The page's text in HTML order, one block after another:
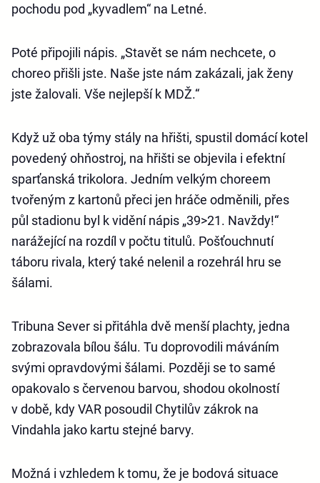
pochodu pod „kyvadlem“ na Letné.
Poté připojili nápis. „Stavět se nám nechcete, o
choreo přišli jste. Naše jste nám zakázali, jak ženy
jste žalovali. Vše nejlepší k MDŽ.“
Když už oba týmy stály na hřišti, spustil domácí kotel
povedený ohňostroj, na hřišti se objevila i efektní
sparťanská trikolora. Jedním velkým choreem
tvořeným z kartonů přeci jen hráče odměnili, přes
půl stadionu byl k vidění nápis „39>21. Navždy!“
narážející na rozdíl v počtu titulů. Pošťouchnutí
táboru rivala, který také nelenil a rozehrál hru se
šálami.
Tribuna Sever si přitáhla dvě menší plachty, jedna
zobrazovala bílou šálu. Tu doprovodili máváním
svými opravdovými šálami. Později se to samé
opakovalo s červenou barvou, shodou okolností
v době, kdy VAR posoudil Chytilův zákrok na
Vindahla jako kartu stejné barvy.
Možná i vzhledem k tomu, že je bodová situace